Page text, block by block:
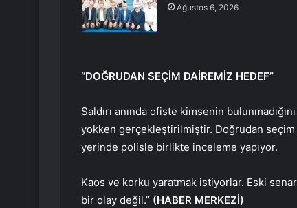
Ağustos 6, 2026
“DOĞRUDAN SEÇİM DAİREMİZ HEDEF”
Saldırı anında ofiste kimsenin
yokken gerçekleştirilmiştir. Doğrudan seçim
yerinde polisle birlikte inceleme yapıyor.
Kaos ve korku yaratmak istiyorlar. Eski
bir olay değil.” (HABER MERKEZİ)